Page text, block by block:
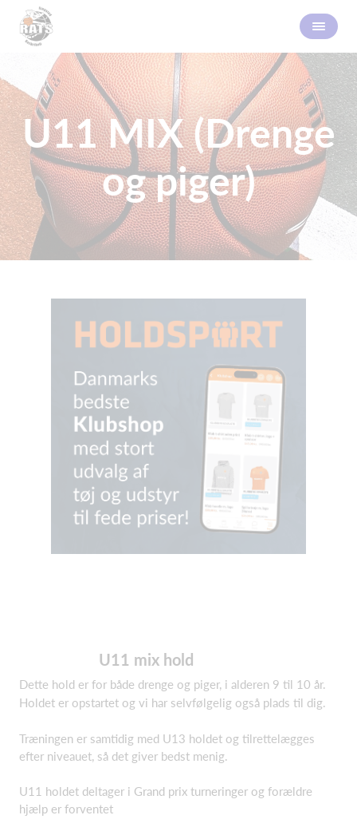
U11 MIX (Drenge
og piger)
U11 mix hold
Dette hold er for både drenge og piger, i alderen 9 til 10 år.
Holdet er opstartet og vi har selvfølgelig også plads til dig.
Træningen er samtidig med U13 holdet og tilrettelægges
efter niveauet, så det giver bedst menig.
U11 holdet deltager i Grand prix turneringer og forældre
hjælp er forventet